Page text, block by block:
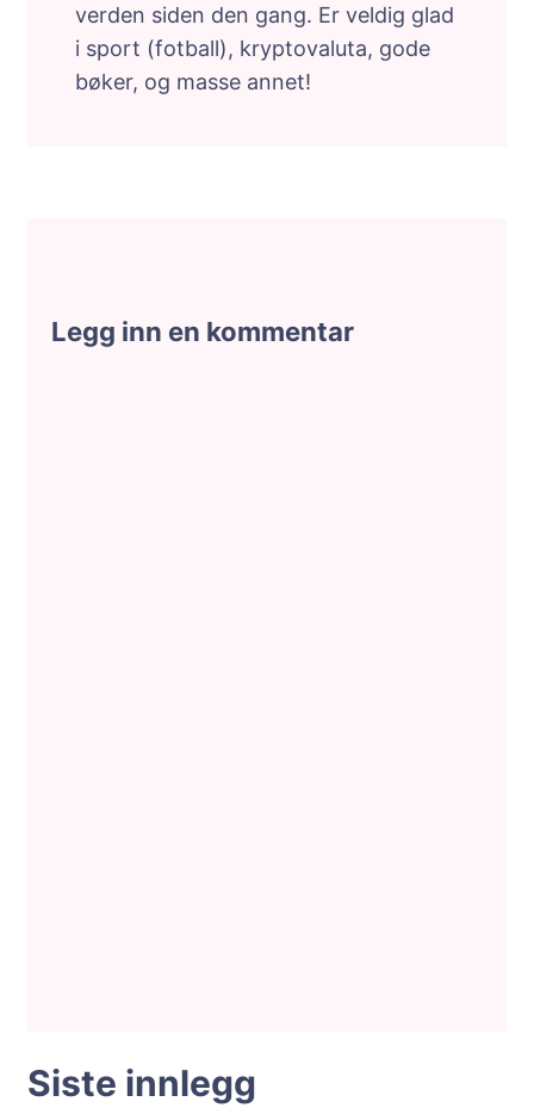
verden siden den gang. Er veldig glad
i sport (fotball), kryptovaluta, gode
bøker, og masse annet!
Legg inn en kommentar
Siste innlegg